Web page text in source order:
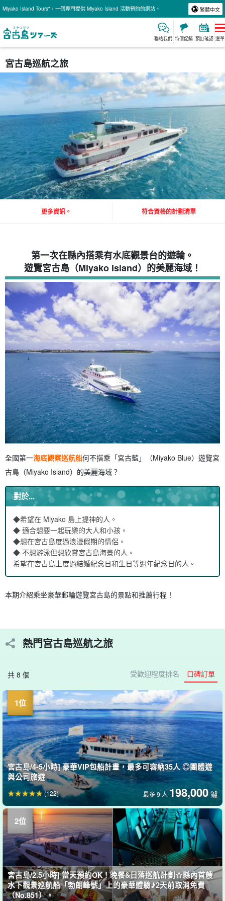
Miyako Island Tours"，一個專門提供 Miyako Island 活動預約的網站。 繁體中文
聯絡我們 特價促銷 預訂確認 選單
宮古島巡航之旅
更多資訊。 符合資格的計劃清單
第一次在縣內搭乘有水底觀景台的遊輪。
遊覽宮古島（Miyako Island）的美麗海域！
全國第一海底觀察巡航船何不搭乘「宮古藍」（Miyako Blue）遊覽宮
古島（Miyako Island）的美麗海域？
對於...
◆希望在 Miyako 島上提神的人。
◆ 適合想要一起玩樂的大人和小孩。
◆想在宮古島度過浪漫假期的情侶。
◆ 不想游泳但想欣賞宮古島海景的人。
希望在宮古島上度過結婚紀念日和生日等週年紀念日的人。
本期介紹乘坐豪華郵輪遊覽宮古島的景點和推薦行程！
熱門宮古島巡航之旅
共 8 個 受歡迎程度排名 口碑訂單
宮古島/4-5小時] 豪華VIP包船計畫，最多可容納35人 ◎團體遊
與公司旅遊
最多 9 人 198,000 鑢
(122)
宮古島/2.5小時] 當天預約OK！晚餐&日落巡航計劃☆縣內首艘
水下觀景巡航船「勃朗峰號」上的豪華體驗♪2天前取消免費
（No.851）。